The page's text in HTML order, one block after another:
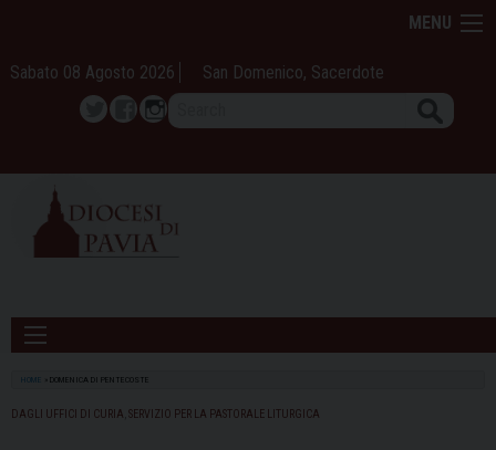
content
MENU
Sabato 08 Agosto 2026 San Domenico, Sacerdote
TwitterFacebook
Instagram
HOME DOMENICA DI PENTECOSTE
DAGLI UFFICI DI CURIA SERVIZIO PER LA PASTORALE LITURGICA